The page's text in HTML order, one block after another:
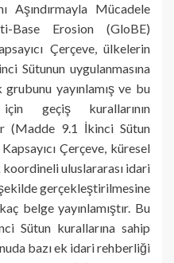
Aşındırmayla Mücadele
Base Erosion (GloBE)
Çerçeve, ülkelerin
Sütunun uygulanmasına
yayınlamış ve bu
geçiş kurallarının
(Madde 9.1 İkinci Sütun
Çerçeve, küresel
uluslararası idari
gerçekleştirilmesine
belge yayınlamıştır. Bu
Sütun kurallarına sahip
bazı ek idari rehberliği